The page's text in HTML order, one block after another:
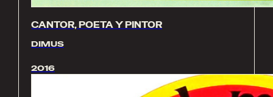
CANTOR, POETA Y PINTOR
DIMUS
2016